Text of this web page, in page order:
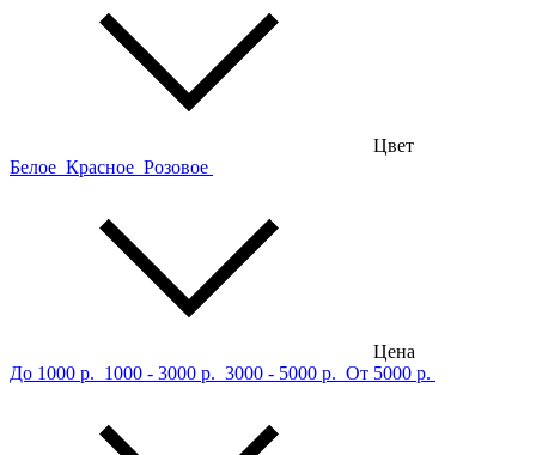
Цвет
Белое Красное Розовое
Цена
До 1000 р. 1000 - 3000 р. 3000 - 5000 р. От 5000 р.